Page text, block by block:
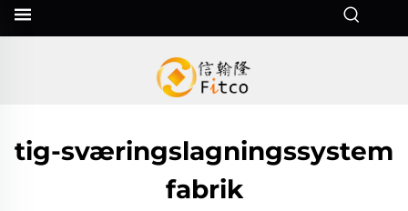
tig-sværingslagningssystem
fabrik